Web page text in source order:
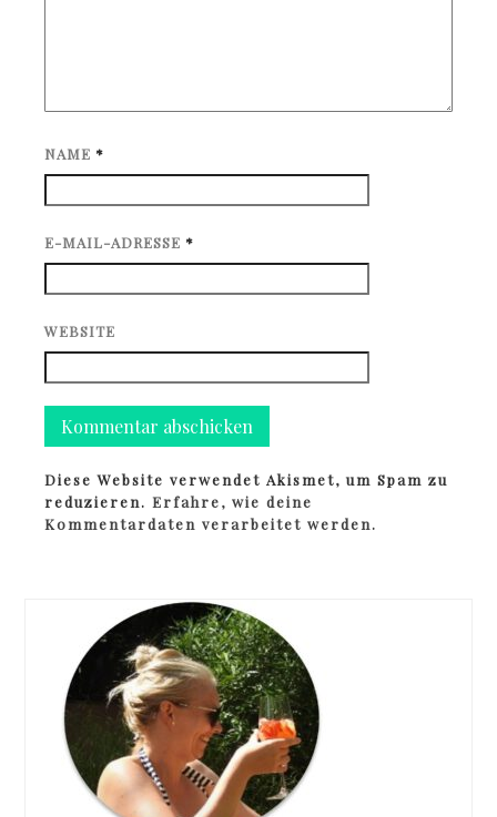
NAME *
E-MAIL-ADRESSE *
WEBSITE
Diese Website verwendet Akismet, um Spam zu
reduzieren.Erfahre, wie deine
Kommentardaten verarbeitet werden.